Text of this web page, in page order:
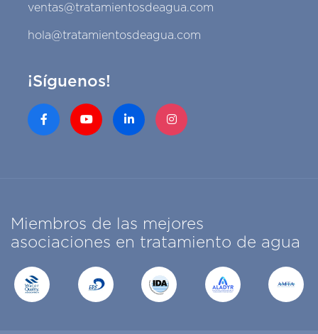
ventas@tratamientosdeagua.com
hola@tratamientosdeagua.com
¡Síguenos!
Miembros de las mejores
asociaciones en tratamiento de agua